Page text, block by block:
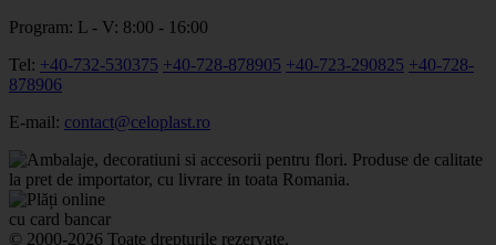
Program: L - V: 8:00 - 16:00
Tel: +40-732-530375 +40-728-878905 +40-723-290825 +40-728-
878906
E-mail: contact@celoplast.ro
© 2000-2026 Toate drepturile rezervate.